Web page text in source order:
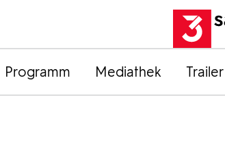
Programm Mediathek Trailer